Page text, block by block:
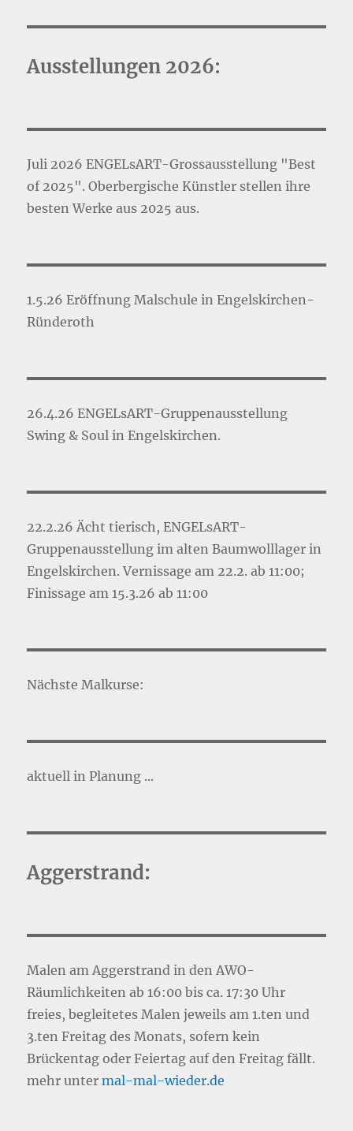
Ausstellungen 2026:
Juli 2026 ENGELsART-Grossausstellung "Best
of 2025". Oberbergische Künstler stellen ihre
besten Werke aus 2025 aus.
1.5.26 Eröffnung Malschule in Engelskirchen-
Ründeroth
26.4.26 ENGELsART-Gruppenausstellung
Swing & Soul in Engelskirchen.
22.2.26 Ächt tierisch, ENGELsART-
Gruppenausstellung im alten Baumwolllager in
Engelskirchen. Vernissage am 22.2. ab 11:00;
Finissage am 15.3.26 ab 11:00
Nächste Malkurse:
aktuell in Planung ...
Aggerstrand:
Malen am Aggerstrand in den AWO-
Räumlichkeiten ab 16:00 bis ca. 17:30 Uhr
freies, begleitetes Malen jeweils am 1.ten und
3.ten Freitag des Monats, sofern kein
Brückentag oder Feiertag auf den Freitag fällt.
mehr untermal-mal-wieder.de